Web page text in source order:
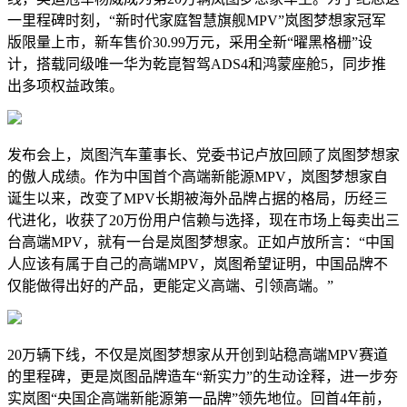
一里程碑时刻，“新时代家庭智慧旗舰MPV”岚图梦想家冠军
版限量上市，新车售价30.99万元，采用全新“曜黑格栅”设
计，搭载同级唯一华为乾崑智驾ADS4和鸿蒙座舱5，同步推
出多项权益政策。
发布会上，岚图汽车董事长、党委书记卢放回顾了岚图梦想家
的傲人成绩。作为中国首个高端新能源MPV，岚图梦想家自
诞生以来，改变了MPV长期被海外品牌占据的格局，历经三
代进化，收获了20万份用户信赖与选择，现在市场上每卖出三
台高端MPV，就有一台是岚图梦想家。正如卢放所言：“中国
人应该有属于自己的高端MPV，岚图希望证明，中国品牌不
仅能做得出好的产品，更能定义高端、引领高端。”
20万辆下线，不仅是岚图梦想家从开创到站稳高端MPV赛道
的里程碑，更是岚图品牌造车“新实力”的生动诠释，进一步夯
实岚图“央国企高端新能源第一品牌”领先地位。回首4年前，